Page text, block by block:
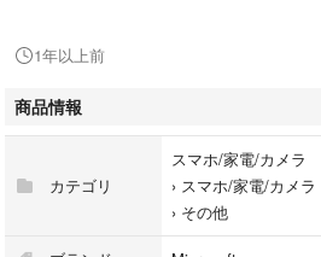
※プロダクトキーは未使用なので問題なく
※オンライン認証
※日本語版、多言語対応可能。
※ Windows PC 1台で利用可能。
※Windows7や8.1、10home版からアップグ
1年以上前
商品情報
カテゴリ
スマホ/家電/カメラ
› スマホ/家電/カメ
› その他